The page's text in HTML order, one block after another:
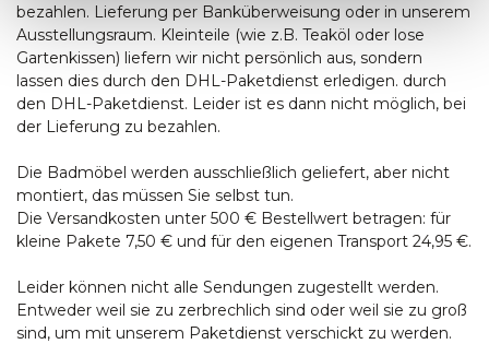
bezahlen. Lieferung per Banküberweisung oder in unserem
Ausstellungsraum. Kleinteile (wie z.B. Teaköl oder lose
Gartenkissen) liefern wir nicht persönlich aus, sondern
lassen dies durch den DHL-Paketdienst erledigen. durch
den DHL-Paketdienst. Leider ist es dann nicht möglich, bei
der Lieferung zu bezahlen.
Die Badmöbel werden ausschließlich geliefert, aber nicht
montiert, das müssen Sie selbst tun.
Die Versandkosten unter 500 € Bestellwert betragen: für
kleine Pakete 7,50 € und für den eigenen Transport 24,95 €.
Leider können nicht alle Sendungen zugestellt werden.
Entweder weil sie zu zerbrechlich sind oder weil sie zu groß
sind, um mit unserem Paketdienst verschickt zu werden.